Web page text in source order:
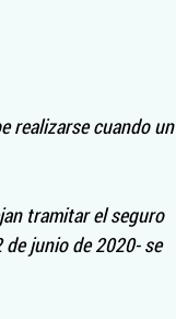
realizarse cuando un
tramitar el seguro
de junio de 2020- se